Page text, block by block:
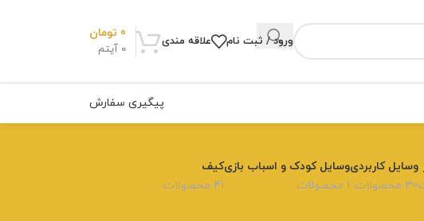
ورود / ثبت نام علاقه مندی
0 آیتم
0 تومان
پیگیری سفارش
وسایل کاربردی
30 محصولات
وسایل کودک و اسباب بازی
1 محصولات
کیف
41 محصولات